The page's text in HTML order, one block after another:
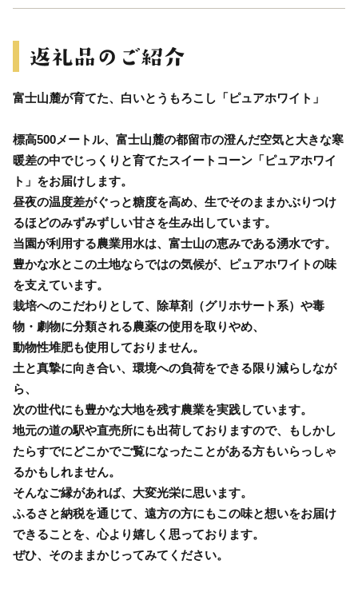
富士山麓が育てた、白いとうもろこし「ピュアホワイト」
標高500メートル、富士山麓の都留市の澄んだ空気と大きな寒
暖差の中でじっくりと育てたスイートコーン「ピュアホワイ
ト」をお届けします。
昼夜の温度差がぐっと糖度を高め、生でそのままかぶりつけ
るほどのみずみずしい甘さを生み出しています。
当園が利用する農業用水は、富士山の恵みである湧水です。
豊かな水とこの土地ならではの気候が、ピュアホワイトの味
を支えています。
栽培へのこだわりとして、除草剤（グリホサート系）や毒
物・劇物に分類される農薬の使用を取りやめ、
動物性堆肥も使用しておりません。
土と真摯に向き合い、環境への負荷をできる限り減らしなが
ら、
次の世代にも豊かな大地を残す農業を実践しています。
地元の道の駅や直売所にも出荷しておりますので、もしかし
たらすでにどこかでご覧になったことがある方もいらっしゃ
るかもしれません。
そんなご縁があれば、大変光栄に思います。
ふるさと納税を通じて、遠方の方にもこの味と想いをお届け
できることを、心より嬉しく思っております。
ぜひ、そのままかじってみてください。